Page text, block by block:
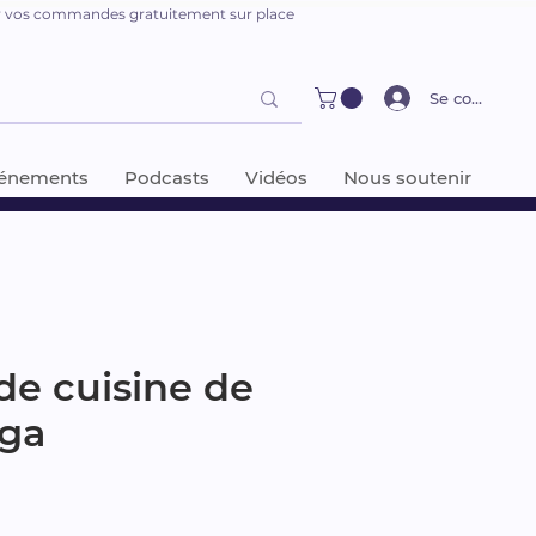
Se connecter
Podcasts Vidéos Nous soutenir
cuisine de
vos commandes gratuitement sur place